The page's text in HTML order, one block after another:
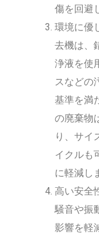
傷を回避
環境に優
去機は、
浄液を使
スなどの
基準を満
の廃棄物
り、サイ
イクルも
に軽減し
高い安全
騒音や振
影響を軽